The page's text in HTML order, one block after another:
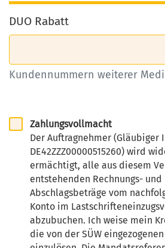
DUO Rabatt
Kundennummern weiterer
Zahlungsvollmacht
Der Auftragnehmer (Gläubiger
DE42ZZZ00000515260) wird
ermächtigt, alle aus diesem
entstehenden Rechnungs- und
Abschlagsbeträge vom
Konto im
abzubuchen. Ich weise mein
die von der SÜW